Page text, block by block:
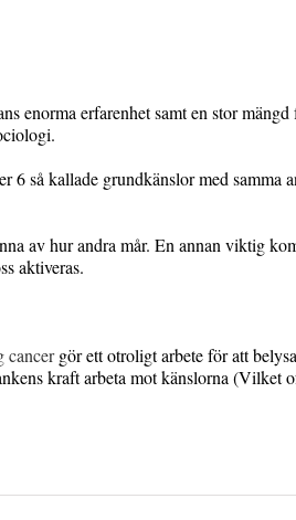
enorma erfarenhet samt en stor
6 så kallade grundkänslor med samma
av hur andra mår. En annan viktig
aktiveras.
cancergör ett otroligt arbete för att
kraft arbeta mot känslorna (Vilket